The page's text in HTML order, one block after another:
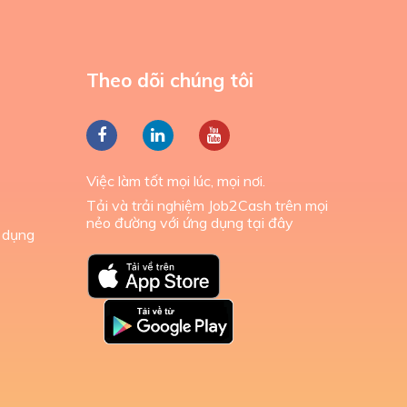
Theo dõi chúng tôi
Việc làm tốt mọi lúc, mọi nơi.
Tải và trải nghiệm Job2Cash trên mọi
nẻo đường với ứng dụng tại đây